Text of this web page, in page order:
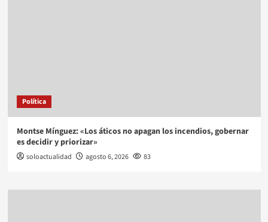
Política
Montse Mínguez: «Los áticos no apagan los incendios, gobernar
es decidir y priorizar»
soloactualidad agosto 6, 2026 83